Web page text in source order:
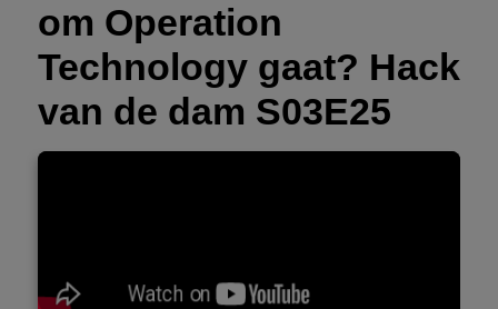
om Operation
Technology gaat? Hack
van de dam S03E25